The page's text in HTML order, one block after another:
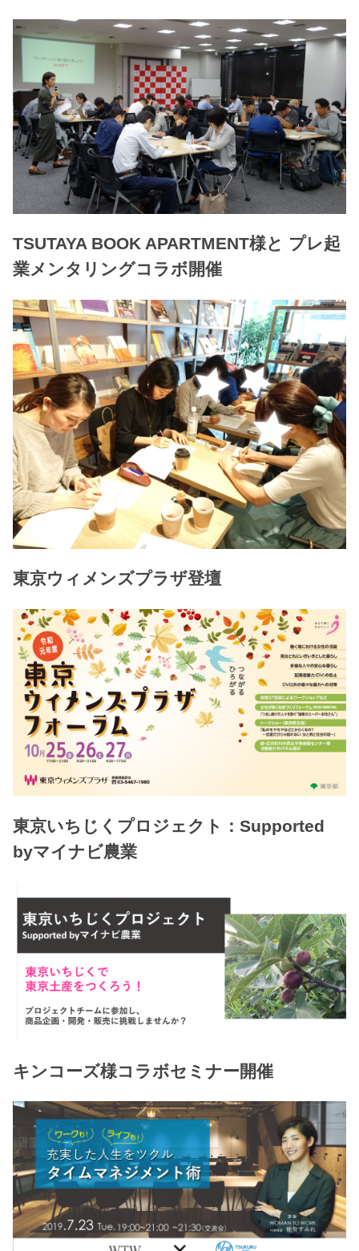
TSUTAYA BOOK APARTMENT様と プレ起
業メンタリングコラボ開催
東京ウィメンズプラザ登壇
東京いちじくプロジェクト：Supported
byマイナビ農業
キンコーズ様コラボセミナー開催